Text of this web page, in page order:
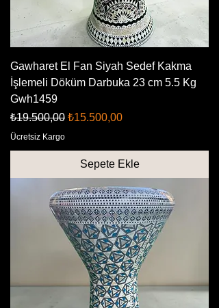
Gawharet El Fan Siyah Sedef Kakma
İşlemeli Döküm Darbuka 23 cm 5.5 Kg
Gwh1459
Normal Fiyat
₺19.500,00 İndirimli Fiyat
₺15.500,00
Ücretsiz Kargo
Sepete Ekle